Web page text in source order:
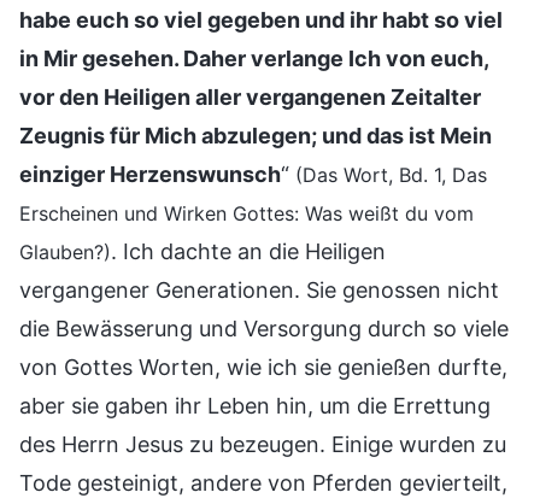
habe euch so viel gegeben und ihr habt so viel
in Mir gesehen. Daher verlange Ich von euch,
vor den Heiligen aller vergangenen Zeitalter
Zeugnis für Mich abzulegen; und das ist Mein
einziger Herzenswunsch“ (Das Wort, Bd. 1, Das
Erscheinen und Wirken Gottes: Was weißt du vom
Glauben?). Ich dachte an die Heiligen
vergangener Generationen. Sie genossen nicht
die Bewässerung und Versorgung durch so viele
von Gottes Worten, wie ich sie genießen durfte,
aber sie gaben ihr Leben hin, um die Errettung
des Herrn Jesus zu bezeugen. Einige wurden zu
Tode gesteinigt, andere von Pferden gevierteilt,